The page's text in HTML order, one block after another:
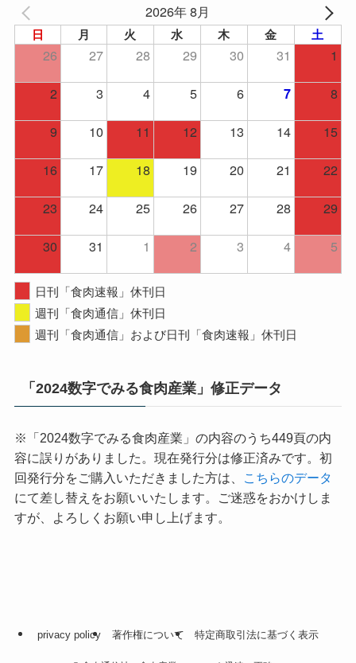
2026年 8月
日 月 火 水 木 金 土
26 27 28 29 30 31
1
2
3 4 5 6 7
8
9
10 11 12 13 14
15
16
17 18 19 20 21
22
23
24 25 26 27 28
29
30
31 1 2 3 4 5
日刊「食肉速報」休刊日
週刊「食肉通信」休刊日
週刊「食肉通信」および日刊「食肉速報」休刊日
「2024数字でみる食肉産業」修正データ
※「2024数字でみる食肉産業」の内容のうち449頁の内
容に誤りがありました。現在発行分は修正済みです。初
回発行分をご購入いただきました方は、
こちらのデータ
にて差し替えをお願いいたします。ご迷惑をおかけしま
すが、よろしくお願い申し上げます。
privacy policy 著作権について 特定商取引法に基づく表示